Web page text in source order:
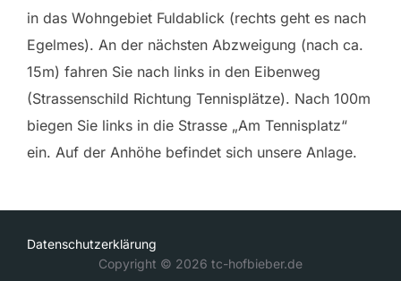
in das Wohngebiet Fuldablick (rechts geht es nach
Egelmes). An der nächsten Abzweigung (nach ca.
15m) fahren Sie nach links in den Eibenweg
(Strassenschild Richtung Tennisplätze). Nach 100m
biegen Sie links in die Strasse „Am Tennisplatz“
ein. Auf der Anhöhe befindet sich unsere Anlage.
Datenschutzerklärung
Copyright © 2026 tc-hofbieber.de